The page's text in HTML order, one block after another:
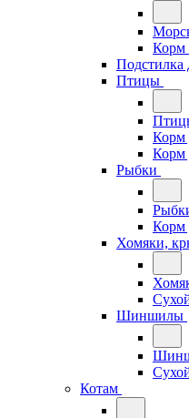
Корм
Подстилка
Птицы
Корм
Корм
Рыбки
Корм
Хомяки,
Шиншилы
Котам